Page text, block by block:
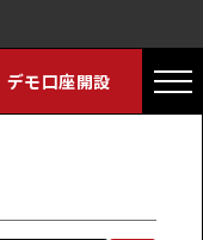
デモ口座開設